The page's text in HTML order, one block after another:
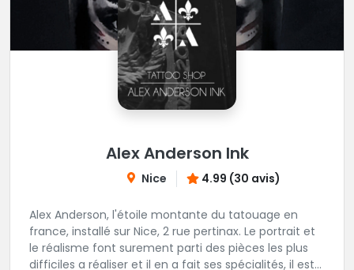
Alex Anderson Ink
Nice 4.99 (30 avis)
Alex Anderson, l'étoile montante du tatouage en
france, installé sur Nice, 2 rue pertinax. Le portrait et
le réalisme font surement parti des pièces les plus
difficiles a réaliser et il en a fait ses spécialités, il est